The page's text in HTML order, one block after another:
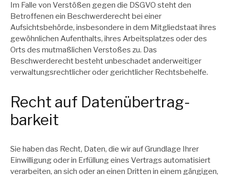
Im Falle von Verstößen gegen die DSGVO steht den
Betroffenen ein Beschwerderecht bei einer
Aufsichtsbehörde, insbesondere in dem Mitgliedstaat ihres
gewöhnlichen Aufenthalts, ihres Arbeitsplatzes oder des
Orts des mutmaßlichen Verstoßes zu. Das
Beschwerderecht besteht unbeschadet anderweitiger
verwaltungsrechtlicher oder gerichtlicher Rechtsbehelfe.
Recht auf Daten­übertrag­
barkeit
Sie haben das Recht, Daten, die wir auf Grundlage Ihrer
Einwilligung oder in Erfüllung eines Vertrags automatisiert
verarbeiten, an sich oder an einen Dritten in einem gängigen,